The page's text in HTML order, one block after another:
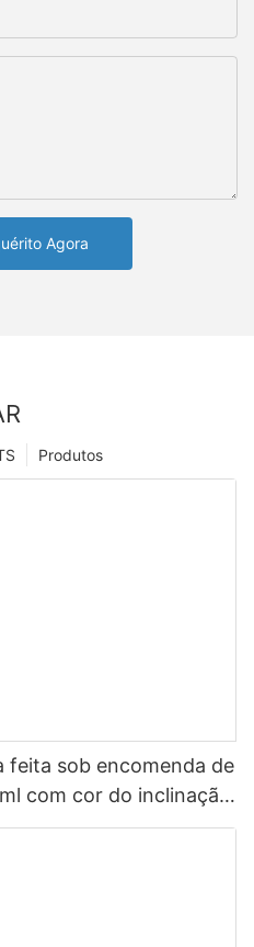
Agora
Produtos
feita sob encomenda de
com cor do inclinação
beber